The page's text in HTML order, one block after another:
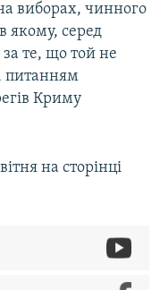
виборах, чинного
якому, серед
те, що той не
питанням
Криму
на сторінці